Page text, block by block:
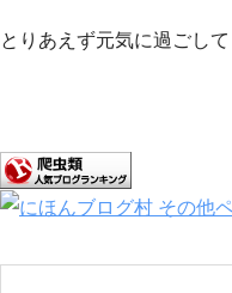
とりあえず元気に過ごし